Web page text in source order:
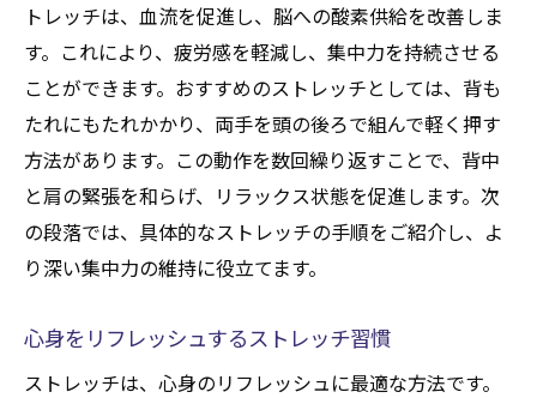
トレッチは、血流を促進し、脳への酸素供給を改善しま
す。これにより、疲労感を軽減し、集中力を持続させる
ことができます。おすすめのストレッチとしては、背も
たれにもたれかかり、両手を頭の後ろで組んで軽く押す
方法があります。この動作を数回繰り返すことで、背中
と肩の緊張を和らげ、リラックス状態を促進します。次
の段落では、具体的なストレッチの手順をご紹介し、よ
り深い集中力の維持に役立てます。
心身をリフレッシュするストレッチ習慣
ストレッチは、心身のリフレッシュに最適な方法です。